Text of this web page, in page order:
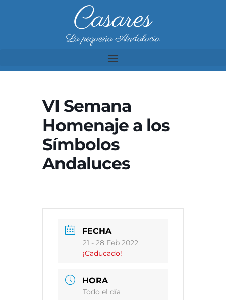
Casares
La pequeña Andalucía
VI Semana
Homenaje a los
Símbolos
Andaluces
FECHA
21 - 28 Feb 2022
¡Caducado!
HORA
Todo el día